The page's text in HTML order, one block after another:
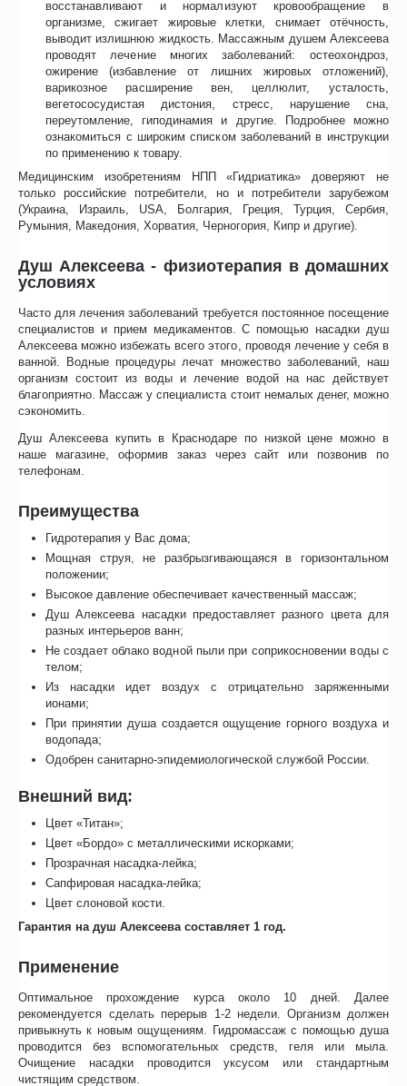
восстанавливают и нормализуют кровообращение в
организме, сжигает жировые клетки, снимает отёчность,
выводит излишнюю жидкость. Массажным душем Алексеева
проводят лечение многих заболеваний: остеохондроз,
ожирение (избавление от лишних жировых отложений),
варикозное расширение вен, целлюлит, усталость,
вегетососудистая дистония, стресс, нарушение сна,
переутомление, гиподинамия и другие. Подробнее можно
ознакомиться с широким списком заболеваний в инструкции
по применению к товару.
Медицинским изобретениям НПП «Гидриатика» доверяют не
только российские потребители, но и потребители зарубежом
(Украина, Израиль, USA, Болгария, Греция, Турция, Сербия,
Румыния, Македония, Хорватия, Черногория, Кипр и другие).
Душ Алексеева - физиотерапия в домашних
условиях
Часто для лечения заболеваний требуется постоянное посещение
специалистов и прием медикаментов. С помощью насадки душ
Алексеева можно избежать всего этого, проводя лечение у себя в
ванной. Водные процедуры лечат множество заболеваний, наш
организм состоит из воды и лечение водой на нас действует
благоприятно. Массаж у специалиста стоит немалых денег, можно
сэкономить.
Душ Алексеева купить в Краснодаре по низкой цене можно в
наше магазине, оформив заказ через сайт или позвонив по
телефонам.
Преимущества
Гидротерапия у Вас дома;
Мощная струя, не разбрызгивающаяся в горизонтальном
положении;
Высокое давление обеспечивает качественный массаж;
Душ Алексеева насадки предоставляет разного цвета для
разных интерьеров ванн;
Не создает облако водной пыли при соприкосновении воды с
телом;
Из насадки идет воздух с отрицательно заряженными
ионами;
При принятии душа создается ощущение горного воздуха и
водопада;
Одобрен санитарно-эпидемиологической службой России.
Внешний вид:
Цвет «Титан»;
Цвет «Бордо» с металлическими искорками;
Прозрачная насадка-лейка;
Сапфировая насадка-лейка;
Цвет слоновой кости.
Гарантия на душ Алексеева составляет 1 год.
Применение
Оптимальное прохождение курса около 10 дней. Далее
рекомендуется сделать перерыв 1-2 недели. Организм должен
привыкнуть к новым ощущениям. Гидромассаж с помощью душа
проводится без вспомогательных средств, геля или мыла.
Очищение насадки проводится уксусом или стандартным
чистящим средством.